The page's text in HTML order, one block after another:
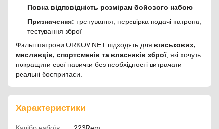
Повна відповідність розмірам бойового набою
Призначення: тренування, перевірка подачі патрона,
тестування зброї
Фальшпатрони ORKOV.NET підходять для військових,
мисливців, спортсменів та власників зброї, які хочуть
покращити свої навички без необхідності витрачати
реальні боєприпаси.
Характеристики